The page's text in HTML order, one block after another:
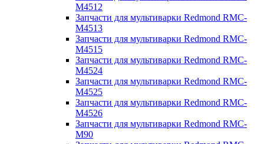
M4512
Запчасти для мультиварки Redmond RMC-
M4513
Запчасти для мультиварки Redmond RMC-
M4515
Запчасти для мультиварки Redmond RMC-
M4524
Запчасти для мультиварки Redmond RMC-
M4525
Запчасти для мультиварки Redmond RMC-
M4526
Запчасти для мультиварки Redmond RMC-
M90